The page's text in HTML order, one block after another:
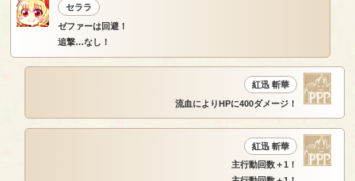
セララ
ゼファーは回避！
追撃…なし！
紅迅 斬華
流血によりHPに400ダメージ！
紅迅 斬華
主行動回数＋1！